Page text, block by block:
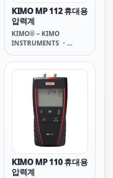
KIMO MP 112 휴대용
압력계
KIMO® – KIMO
INSTRUMENTS ・
KIMO MP 110 휴대용
압력계